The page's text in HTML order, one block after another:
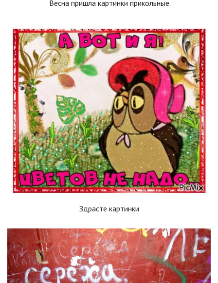
Весна пришла картинки прикольные
Здрасте картинки